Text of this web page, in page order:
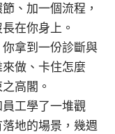
、加一個流程，
在你身上。
你拿到一份診斷與
做、卡住怎麼
高閣。
員工學了一堆觀
地的場景，幾週